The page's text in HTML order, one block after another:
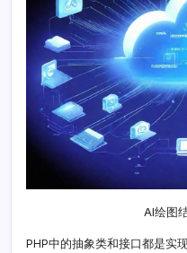
AI绘图
PHP中的抽象类和接口都是实